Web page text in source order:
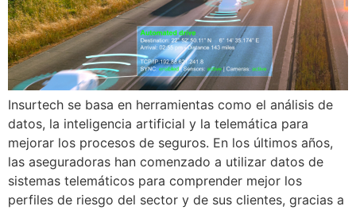
Insurtech se basa en herramientas como el análisis de
datos, la inteligencia artificial y la telemática para
mejorar los procesos de seguros. En los últimos años,
las aseguradoras han comenzado a utilizar datos de
sistemas telemáticos para comprender mejor los
perfiles de riesgo del sector y de sus clientes, gracias a